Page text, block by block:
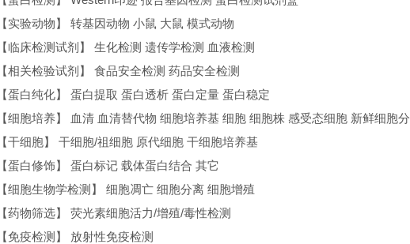
【实验动物】 转基因动物 小鼠 大鼠 模式动物
【临床检测试剂】 生化检测 遗传学检测 血液检测
【相关检验试剂】 食品安全检测 药品安全检测
【蛋白纯化】 蛋白提取 蛋白透析 蛋白定量 蛋白稳定
【细胞培养】 血清 血清替代物 细胞培养基 细胞 细胞株 感受态细胞 新鲜细胞
【干细胞】 干细胞/祖细胞 原代细胞 干细胞培养基
【蛋白修饰】 蛋白标记 载体蛋白结合 其它
【细胞生物学检测】 细胞凋亡 细胞分离 细胞增殖
【药物筛选】 荧光素细胞活力/增殖/毒性检测
【免疫检测】 放射性免疫检测